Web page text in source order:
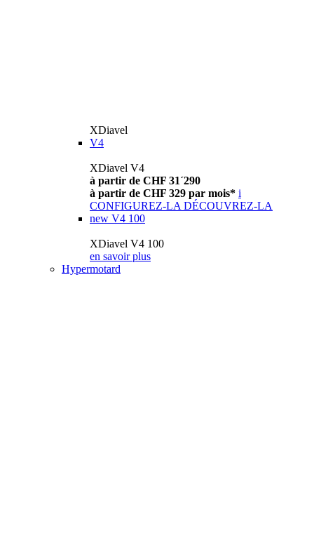
XDiavel
V4
XDiavel V4
à partir de CHF 31´290
à partir de CHF 329 par mois* i
CONFIGUREZ-LA DÉCOUVREZ-LA
new V4 100
XDiavel V4 100
en savoir plus
Hypermotard